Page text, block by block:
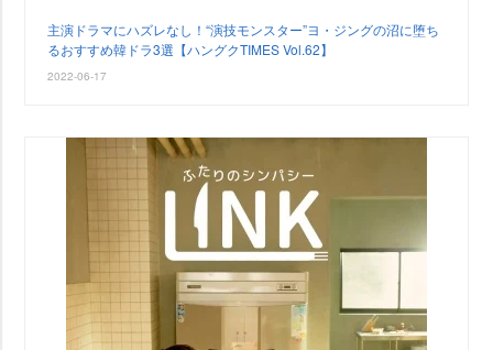
主演ドラマにハズレなし！“演技モンスター”ヨ・ジングの沼に堕ち
るおすすめ韓ドラ3選【ハングクTIMES Vol.62】
2022-06-17